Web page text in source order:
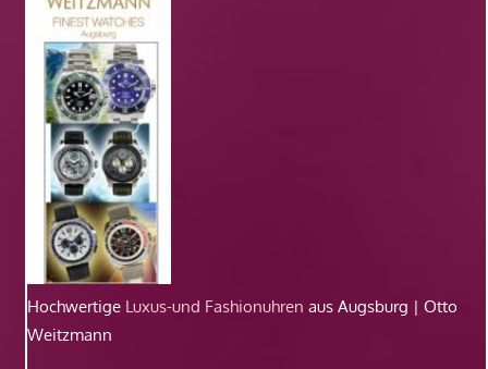
Hochwertige Luxus-und Fashionuhren aus Augsburg | Otto
Weitzmann